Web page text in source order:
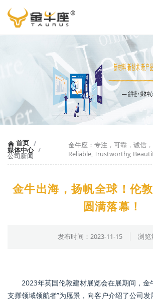
首页 /
媒体中心 /
公司新闻
金牛座：专注，可靠，诚信
Reliable, Trustworthy,
金牛出海，扬帆全球！伦
圆满落幕！
发布时间：2023-11-15 浏览
2023年英国伦敦建材展览会在展期间，金
支撑领域领航者”为愿景，向客户介绍了公司